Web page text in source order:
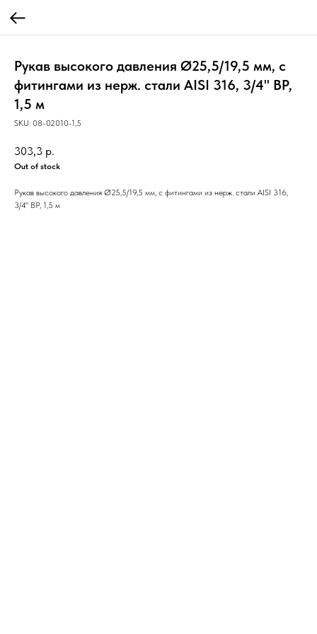
Рукав высокого давления Ø25,5/19,5 мм, с
фитингами из нерж. стали AISI 316, 3/4" ВР,
1,5 м
SKU: 08-02010-1,5
303,3 р.
Out of stock
Рукав высокого давления Ø25,5/19,5 мм, с фитингами из нерж. стали AISI 316,
3/4" ВР, 1,5 м